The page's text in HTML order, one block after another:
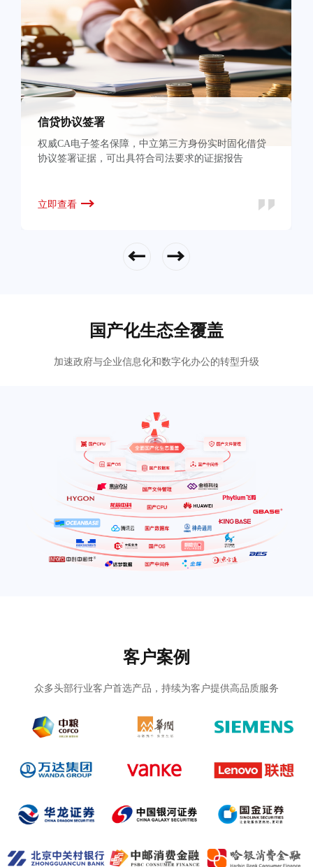
信贷协议签署
权威CA电子签名保障，中立第三方身份实时固化借贷
协议签署证据，可出具符合司法要求的证据报告
立即查看
国产化生态全覆盖
加速政府与企业信息化和数字化办公的转型升级
客户案例
众多头部行业客户首选产品，持续为客户提供高品质服务